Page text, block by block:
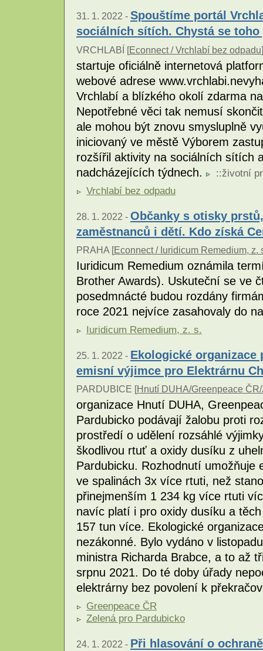
31. 1. 2022 - Spouštíme portál
sociálních sítích. Chystá se
VRCHLABÍ [Econnect / Vrchlabí bez odpadu
startuje oficiálně internetová
webové adrese
Vrchlabí a blízkého okolí zdarma
Nepotřebné věci tak nemusí
ale mohou být znovu smysluplně
iniciovaný ve městě Výborem
rozšířil aktivity na sociálních sítích
nadcházejících týdnech.
::životní
Vrchlabí bez odpadu
28. 1. 2022 - Občanky s otisky
zaměstnanců i dětí. Kdo získá
PRAHA [Econnect / Iuridicum Remedium, z.
Iuridicum Remedium oznámila
Brother Awards). Uskuteční se ve
posedmnácté budou rozdány
roce 2021 nejvíce zasahovaly do
Iuridicum Remedium, z. s.
25. 1. 2022 - Ekologické organizace
emisní výjimce pro Elektrárnu
PARDUBICE [Hnutí DUHA/Greenpeace
organizace Hnutí DUHA,
Pardubicko podávají žalobu proti
prostředí o udělení rozsáhlé
škodlivou rtuť a oxidy dusíku z
Pardubicku. Rozhodnutí umožňuje
ve spalinách 3x více rtuti, než
přinejmenším 1 234 kg více rtuti
navíc platí i pro oxidy dusíku a
157 tun více. Ekologické
nezákonné. Bylo vydáno v
ministra Richarda Brabce, a to až
srpnu 2021. Do té doby úřady
elektrárny bez povolení k
Greenpeace ČR
Zelená pro Pardubicko
24. 1. 2022 - Při hlasování o